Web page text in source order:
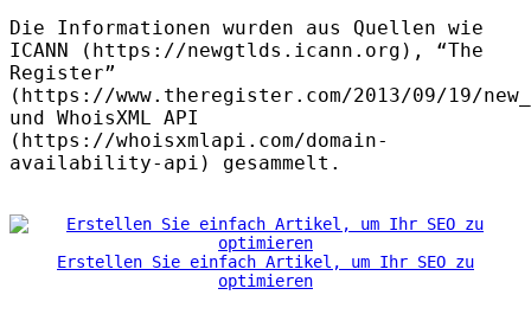
Die Informationen wurden aus Quellen wie
ICANN (https://newgtlds.icann.org), “The
Register”
(https://www.theregister.com/2013/09/19/
und WhoisXML API
(https://whoisxmlapi.com/domain-
availability-api) gesammelt.
Erstellen Sie einfach Artikel, um Ihr SEO zu
optimieren